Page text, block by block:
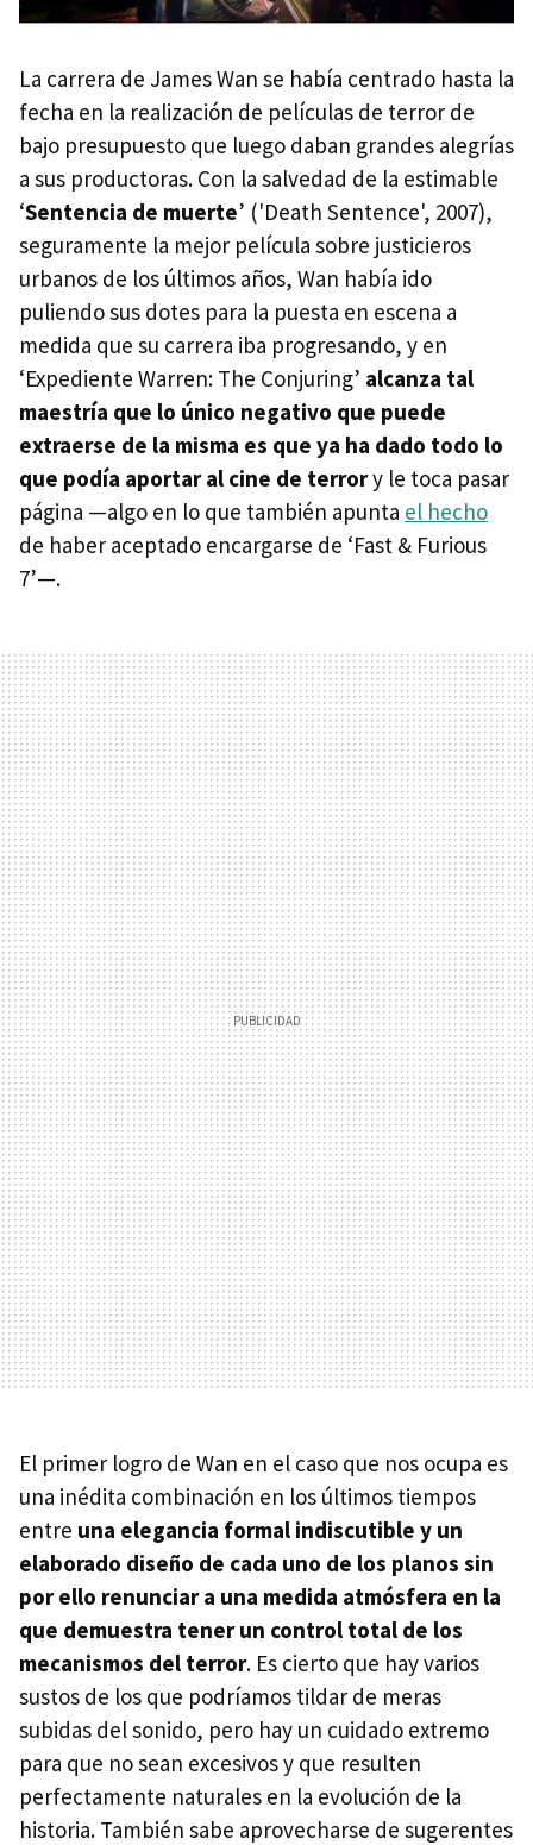
La carrera de James Wan se había centrado hasta la
fecha en la realización de películas de terror de
bajo presupuesto que luego daban grandes alegrías
a sus productoras. Con la salvedad de la estimable
‘Sentencia de muerte’ ('Death Sentence', 2007),
seguramente la mejor película sobre justicieros
urbanos de los últimos años, Wan había ido
puliendo sus dotes para la puesta en escena a
medida que su carrera iba progresando, y en
‘Expediente Warren: The Conjuring’ alcanza tal
maestría que lo único negativo que puede
extraerse de la misma es que ya ha dado todo lo
que podía aportar al cine de terrory le toca pasar
página —algo en lo que también apunta el hecho
de haber aceptado encargarse de ‘Fast & Furious
7’—.
El primer logro de Wan en el caso que nos ocupa es
una inédita combinación en los últimos tiempos
entre una elegancia formal indiscutible y un
elaborado diseño de cada uno de los planos sin
por ello renunciar a una medida atmósfera en la
que demuestra tener un control total de los
mecanismos del terror. Es cierto que hay varios
sustos de los que podríamos tildar de meras
subidas del sonido, pero hay un cuidado extremo
para que no sean excesivos y que resulten
perfectamente naturales en la evolución de la
historia. También sabe aprovecharse de sugerentes